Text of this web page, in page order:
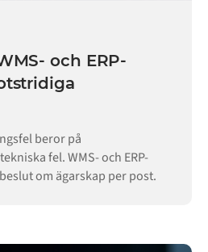
och ERP-
beror på
fel. WMS- och ERP-
om ägarskap per post.